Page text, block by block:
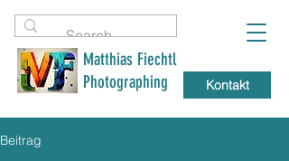
Matthias Fiechtl
Photographing
Kontakt
Beitrag